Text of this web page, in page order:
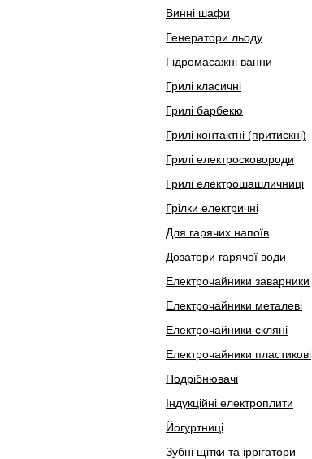
Винні шафи
Генератори льоду
Гідромасажні ванни
Грилі класичні
Грилі барбекю
Грилі контактні (притискні)
Грилі електросковороди
Грилі електрошашличниці
Грілки електричні
Для гарячих напоїв
Дозатори гарячої води
Електрочайники заварники
Електрочайники металеві
Електрочайники скляні
Електрочайники пластикові
Подрібнювачі
Індукційні електроплити
Йогуртниці
Зубні щітки та іррігатори